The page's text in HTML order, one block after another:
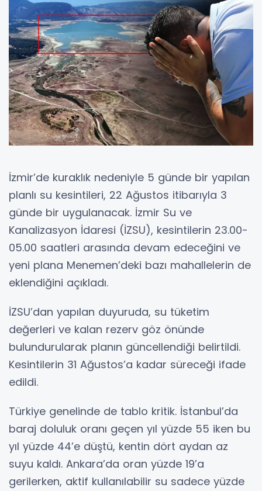
İzmir’de kuraklık nedeniyle 5 günde bir yapılan
planlı su kesintileri, 22 Ağustos itibarıyla 3
günde bir uygulanacak. İzmir Su ve
Kanalizasyon İdaresi (İZSU), kesintilerin 23.00-
05.00 saatleri arasında devam edeceğini ve
yeni plana Menemen’deki bazı mahallelerin de
eklendiğini açıkladı.
İZSU’dan yapılan duyuruda, su tüketim
değerleri ve kalan rezerv göz önünde
bulundurularak planın güncellendiği belirtildi.
Kesintilerin 31 Ağustos’a kadar süreceği ifade
edildi.
Türkiye genelinde de tablo kritik. İstanbul’da
baraj doluluk oranı geçen yıl yüzde 55 iken bu
yıl yüzde 44’e düştü, kentin dört aydan az
suyu kaldı. Ankara’da oran yüzde 19’a
gerilerken, aktif kullanılabilir su sadece yüzde